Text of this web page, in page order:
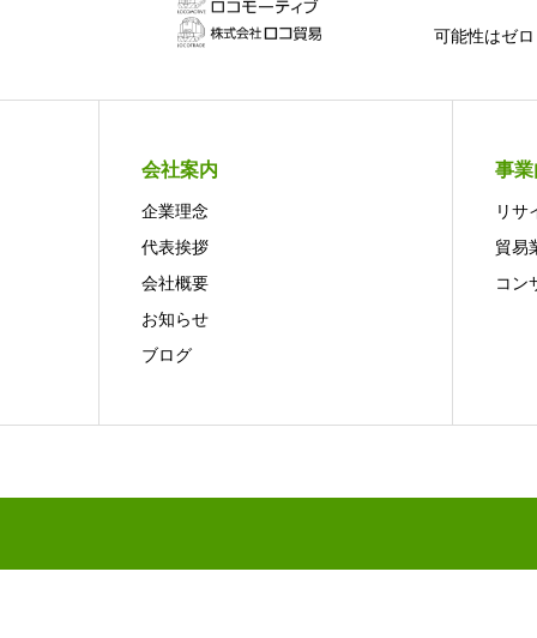
可能性はゼ
会社案内
企業理念
代表挨拶
会社概要
お知らせ
ブログ
事
リサ
貿易
コン